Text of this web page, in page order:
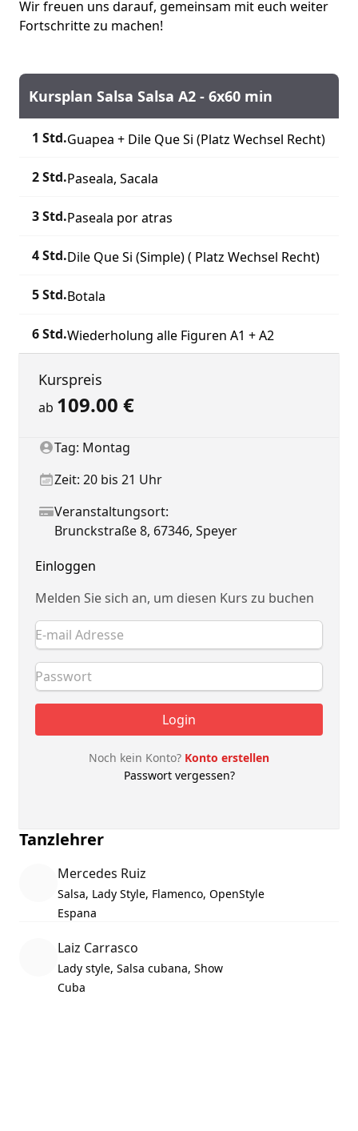
Wir freuen uns darauf, gemeinsam mit euch weiter
Fortschritte zu machen!
Kursplan Salsa Salsa A2 - 6x60 min
1 Std.Guapea + Dile Que Si (Platz Wechsel Recht)
2 Std.Paseala, Sacala
3 Std.Paseala por atras
4 Std.Dile Que Si (Simple) ( Platz Wechsel Recht)
5 Std.Botala
6 Std.Wiederholung alle Figuren A1 + A2
Summary
Kurspreis
ab 109.00 €
ClientTag: Montag
Due date
Zeit: 20 bis 21 Uhr
Status
Veranstaltungsort:
Brunckstraße 8, 67346, Speyer
Einloggen
Melden Sie sich an, um diesen Kurs zu buchen
Login
Noch kein Konto? Konto erstellen
Passwort vergessen?
Tanzlehrer
Mercedes Ruiz
Salsa, Lady Style, Flamenco, OpenStyle
Espana
Laiz Carrasco
Lady style, Salsa cubana, Show
Cuba